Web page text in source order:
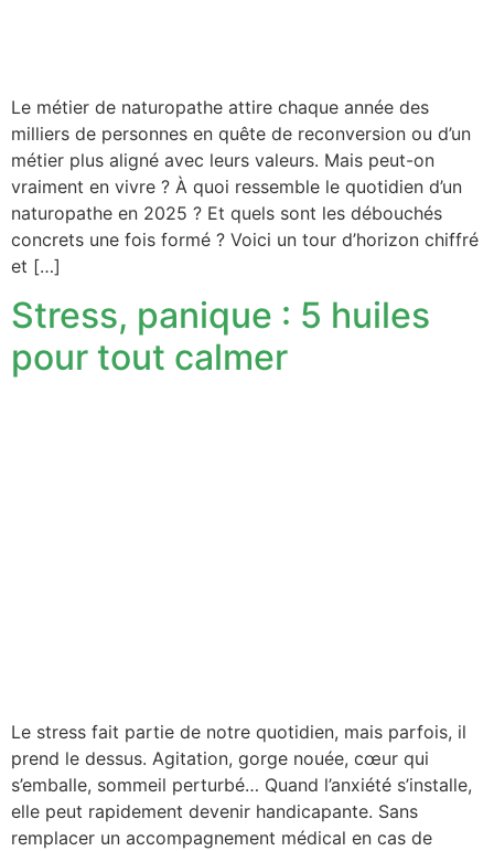
Le métier de naturopathe attire chaque année des
milliers de personnes en quête de reconversion ou d’un
métier plus aligné avec leurs valeurs. Mais peut-on
vraiment en vivre ? À quoi ressemble le quotidien d’un
naturopathe en 2025 ? Et quels sont les débouchés
concrets une fois formé ? Voici un tour d’horizon chiffré
et […]
Stress, panique : 5 huiles
pour tout calmer
Le stress fait partie de notre quotidien, mais parfois, il
prend le dessus. Agitation, gorge nouée, cœur qui
s’emballe, sommeil perturbé… Quand l’anxiété s’installe,
elle peut rapidement devenir handicapante. Sans
remplacer un accompagnement médical en cas de